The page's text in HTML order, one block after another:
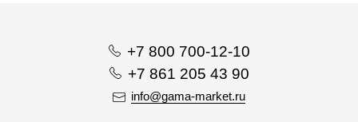
+7 800 700-12-10
+7 861 205 43 90
info@gama-market.ru